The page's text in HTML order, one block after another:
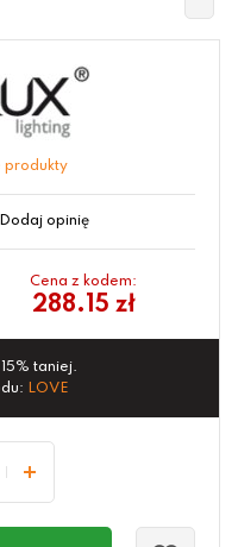
produkty
Dodaj opinię
Cena z kodem:
288.15 zł
taniej.
LOVE